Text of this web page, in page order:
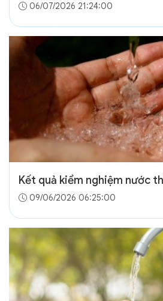
06/07/2026 21:24:00
Kết quả kiểm nghiệm nước
09/06/2026 06:25:00